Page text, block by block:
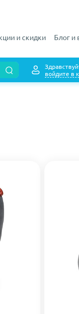
и скидки Блог и
войдите в